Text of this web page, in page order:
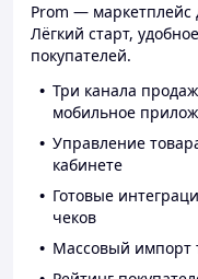
Prom — маркетплейс
Лёгкий старт,
покупателей.
Три канала
мобильное
Управление
кабинете
Готовые
чеков
Массовый импорт